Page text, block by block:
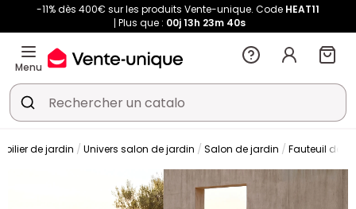
-11% dès 400€ sur les produits Vente-unique. Code HEAT11
Plus que : 00j 13h 23m 40s
Menu
de jardin Univers salon de jardin Salon de jardin Fauteuil de